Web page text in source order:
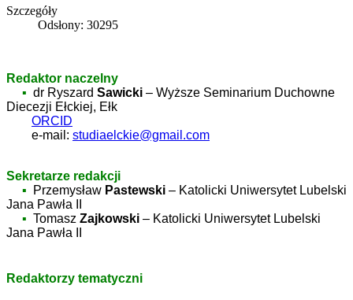
Szczegóły
Odsłony: 30295
Redaktor naczelny
▪ dr Ryszard Sawicki – Wyższe Seminarium Duchowne
Diecezji Ełckiej, Ełk
ORCID
e-mail: studiaelckie@gmail.com
Sekretarze redakcji
▪ Przemysław Pastewski – Katolicki Uniwersytet Lubelski
Jana Pawła II
▪ Tomasz Zajkowski – Katolicki Uniwersytet Lubelski
Jana Pawła II
Redaktorzy tematyczni